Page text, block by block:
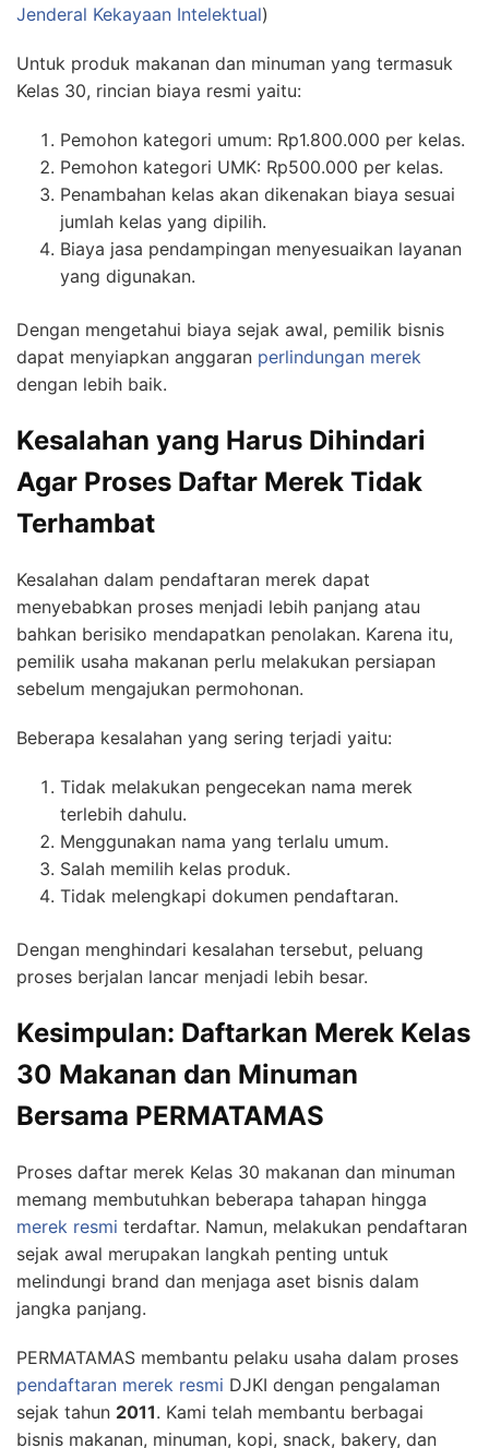
Jenderal Kekayaan Intelektual)
Untuk produk makanan dan minuman yang termasuk
Kelas 30, rincian biaya resmi yaitu:
Pemohon kategori umum: Rp1.800.000 per kelas.
Pemohon kategori UMK: Rp500.000 per kelas.
Penambahan kelas akan dikenakan biaya sesuai
jumlah kelas yang dipilih.
Biaya jasa pendampingan menyesuaikan layanan
yang digunakan.
Dengan mengetahui biaya sejak awal, pemilik bisnis
dapat menyiapkan anggaran perlindungan merek
dengan lebih baik.
Kesalahan yang Harus Dihindari
Agar Proses Daftar Merek Tidak
Terhambat
Kesalahan dalam pendaftaran merek dapat
menyebabkan proses menjadi lebih panjang atau
bahkan berisiko mendapatkan penolakan. Karena itu,
pemilik usaha makanan perlu melakukan persiapan
sebelum mengajukan permohonan.
Beberapa kesalahan yang sering terjadi yaitu:
Tidak melakukan pengecekan nama merek
terlebih dahulu.
Menggunakan nama yang terlalu umum.
Salah memilih kelas produk.
Tidak melengkapi dokumen pendaftaran.
Dengan menghindari kesalahan tersebut, peluang
proses berjalan lancar menjadi lebih besar.
Kesimpulan: Daftarkan Merek Kelas
30 Makanan dan Minuman
Bersama PERMATAMAS
Proses daftar merek Kelas 30 makanan dan minuman
memang membutuhkan beberapa tahapan hingga
merek resmi terdaftar. Namun, melakukan pendaftaran
sejak awal merupakan langkah penting untuk
melindungi brand dan menjaga aset bisnis dalam
jangka panjang.
PERMATAMAS membantu pelaku usaha dalam proses
pendaftaran merek resmi DJKI dengan pengalaman
sejak tahun 2011. Kami telah membantu berbagai
bisnis makanan, minuman, kopi, snack, bakery, dan